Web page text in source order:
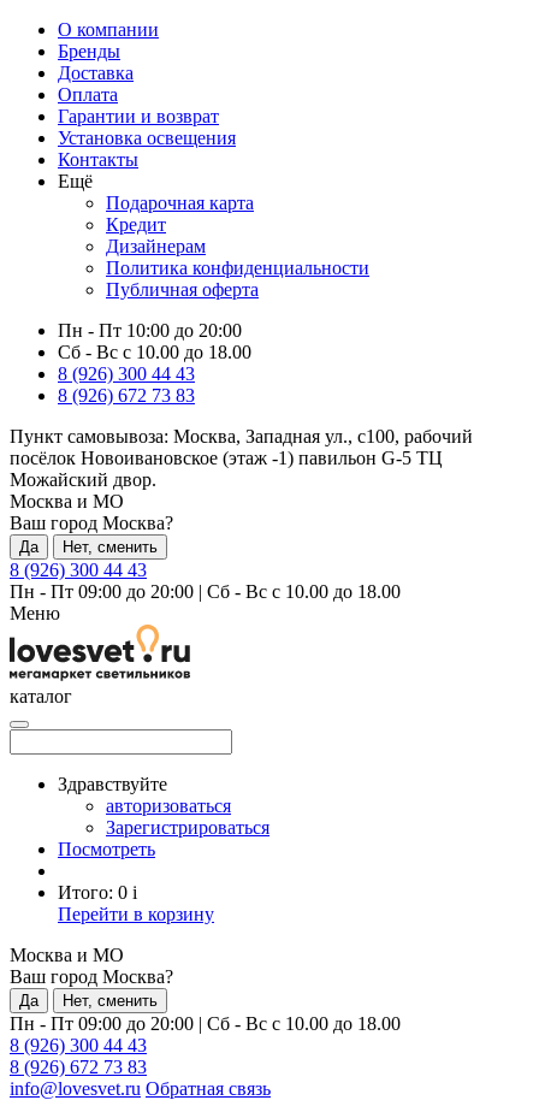
О компании
Бренды
Доставка
Оплата
Гарантии и возврат
Установка освещения
Контакты
Ещё
Подарочная карта
Кредит
Дизайнерам
Политика конфиденциальности
Публичная оферта
Пн - Пт 10:00 до 20:00
Сб - Вс с 10.00 до 18.00
8 (926) 300 44 43
8 (926) 672 73 83
Пункт самовывоза: Москва, Западная ул., с100, рабочий
посёлок Новоивановское (этаж -1) павильон G-5 ТЦ
Можайский двор.
Москва и МО
Ваш город Москва?
Да Нет, сменить
8 (926) 300 44 43
Пн - Пт 09:00 до 20:00 | Сб - Вс с 10.00 до 18.00
Меню
каталог
Здравствуйте
авторизоваться
Зарегистрироваться
Посмотреть
Итого: 0 i
Перейти в корзину
Москва и МО
Ваш город Москва?
Да Нет, сменить
Пн - Пт 09:00 до 20:00 | Сб - Вс с 10.00 до 18.00
8 (926) 300 44 43
8 (926) 672 73 83
info@lovesvet.ru Обратная связь